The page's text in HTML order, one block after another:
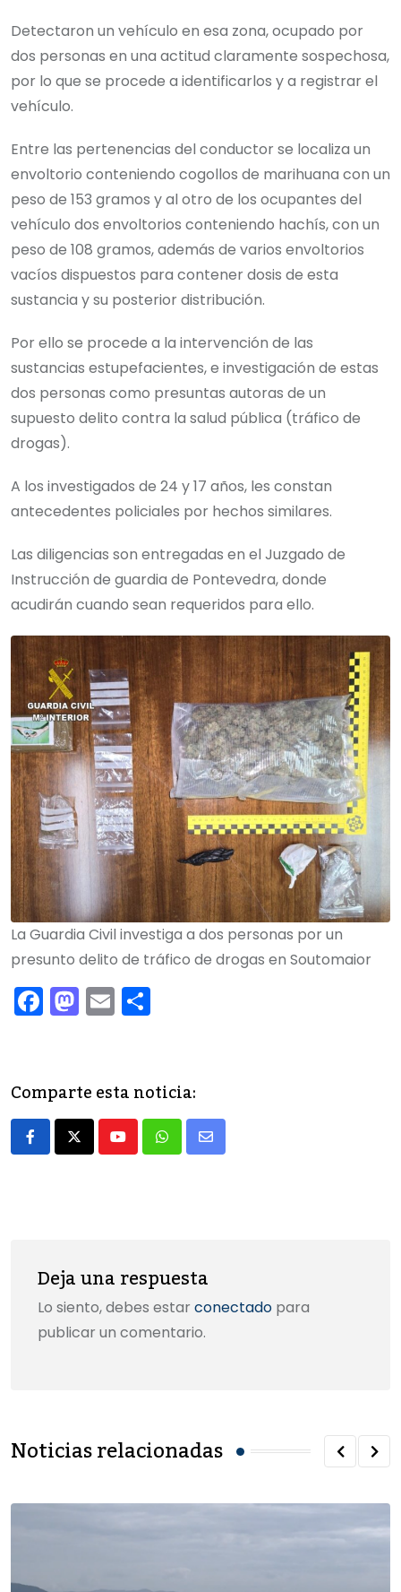
Detectaron un vehículo en esa zona, ocupado por
dos personas en una actitud claramente sospechosa,
por lo que se procede a identificarlos y a registrar el
vehículo.
Entre las pertenencias del conductor se localiza un
envoltorio conteniendo cogollos de marihuana con un
peso de 153 gramos y al otro de los ocupantes del
vehículo dos envoltorios conteniendo hachís, con un
peso de 108 gramos, además de varios envoltorios
vacíos dispuestos para contener dosis de esta
sustancia y su posterior distribución.
Por ello se procede a la intervención de las
sustancias estupefacientes, e investigación de estas
dos personas como presuntas autoras de un
supuesto delito contra la salud pública (tráfico de
drogas).
A los investigados de 24 y 17 años, les constan
antecedentes policiales por hechos similares.
Las diligencias son entregadas en el Juzgado de
Instrucción de guardia de Pontevedra, donde
acudirán cuando sean requeridos para ello.
La Guardia Civil investiga a dos personas por un
presunto delito de tráfico de drogas en Soutomaior
F
a
e
b
o
M
a
o
d
o
E
m
l p
ar
tir
Comparte esta noticia:
YoutubeWhatsapp
Share
Deja una respuesta
Lo siento, debes estar conectado para
publicar un comentario.
Noticias relacionadas